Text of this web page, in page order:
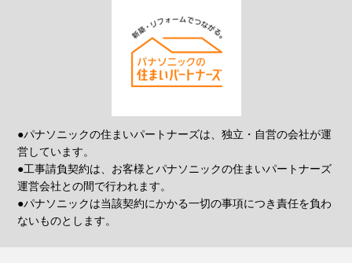
●パナソニックの住まいパートナーズは、独立・自営の会社が運
営しています。
●工事請負契約は、お客様とパナソニックの住まいパートナーズ
運営会社との間で行われます。
●パナソニックは当該契約にかかる一切の事項につき責任を負わ
ないものとします。